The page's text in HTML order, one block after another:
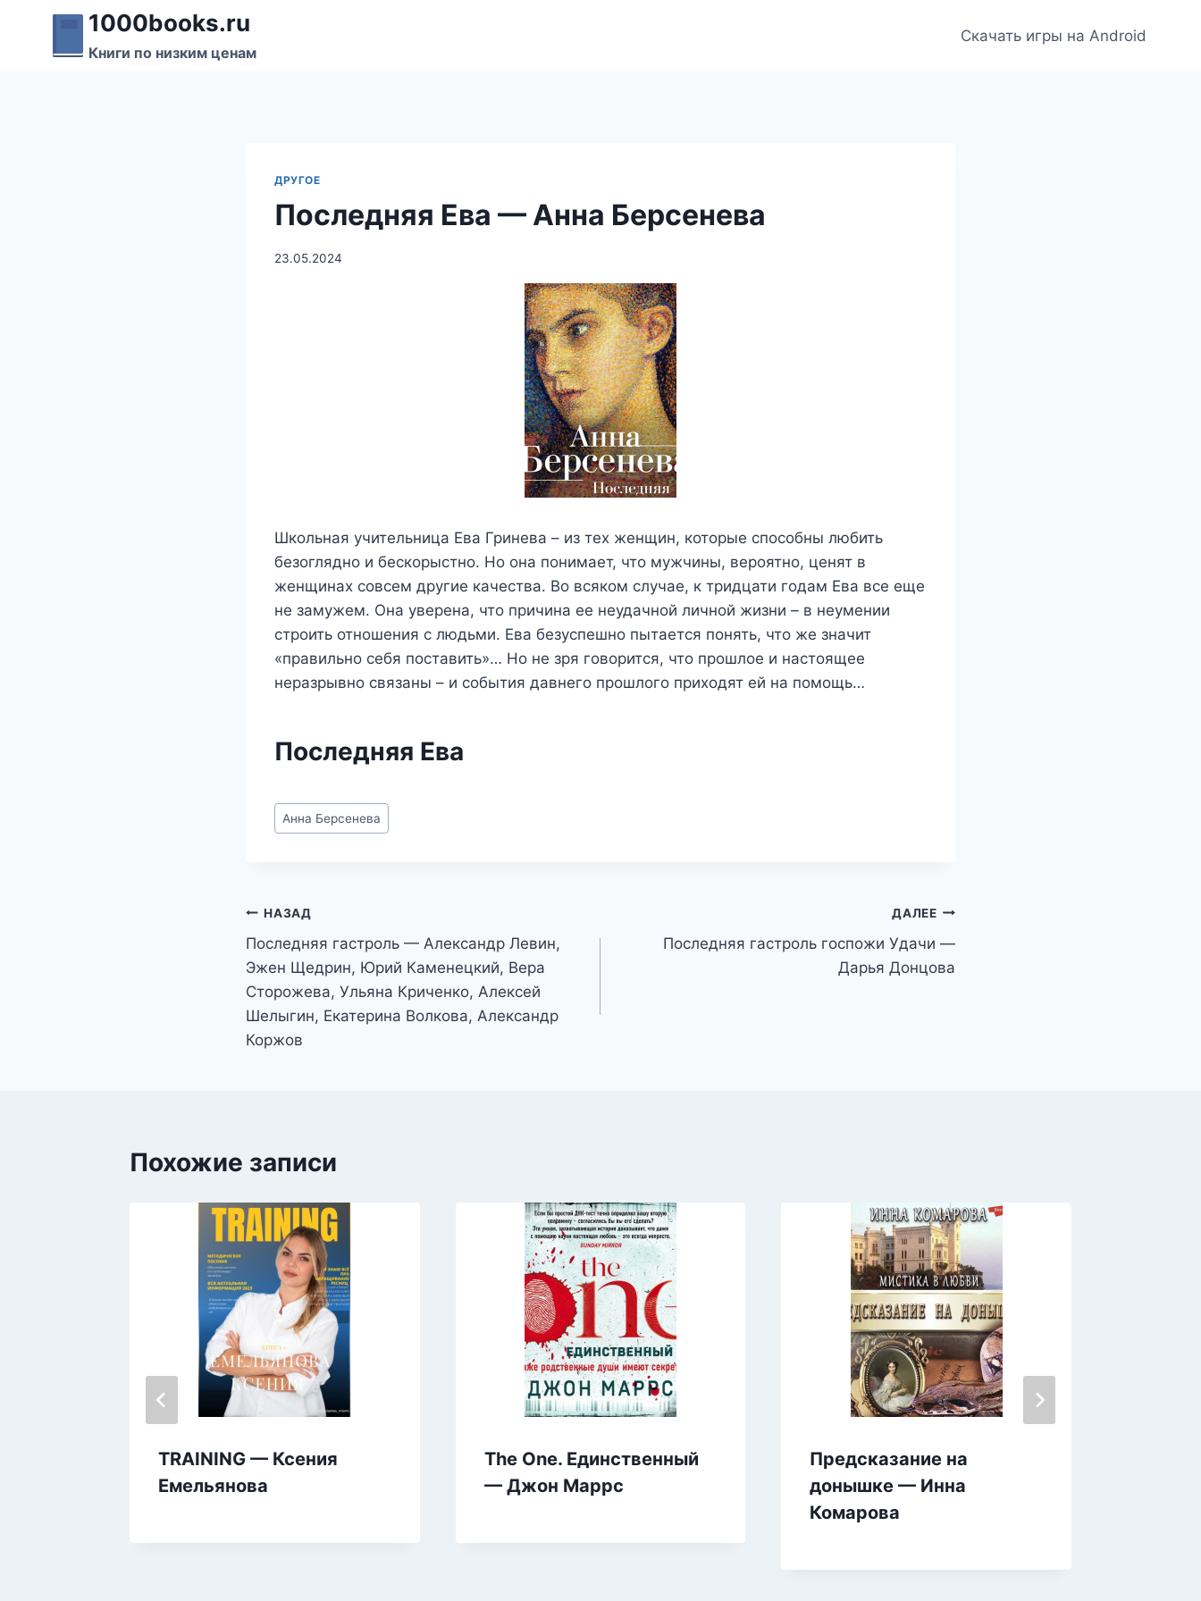
Перейти
содержимому
1000books.ru
Книги по низким ценам
Скачать игры на Android
ДРУГОЕ
Последняя Ева — Анна Берсенева
23.05.2024
Школьная учительница Ева Гринева – из тех женщин, которые способны любить
безоглядно и бескорыстно. Но она понимает, что мужчины, вероятно, ценят в
женщинах совсем другие качества. Во всяком случае, к тридцати годам Ева все еще
не замужем. Она уверена, что причина ее неудачной личной жизни – в неумении
строить отношения с людьми. Ева безуспешно пытается понять, что же значит
«правильно себя поставить»… Но не зря говорится, что прошлое и настоящее
неразрывно связаны – и события давнего прошлого приходят ей на помощь…
Последняя Ева
Метки
записи:
Анна Берсенева
Навигация
по
записям
НАЗАД
Последняя гастроль — Александр Левин,
Эжен Щедрин, Юрий Каменецкий, Вера
Сторожева, Ульяна Криченко, Алексей
Шелыгин, Екатерина Волкова, Александр
Коржов
ДАЛЕЕ
Последняя гастроль госпожи Удачи —
Дарья Донцова
Похожие записи
TRAINING — Ксения
Емельянова
The One. Единственный
— Джон Маррс
Предсказание на
донышке — Инна
Комарова